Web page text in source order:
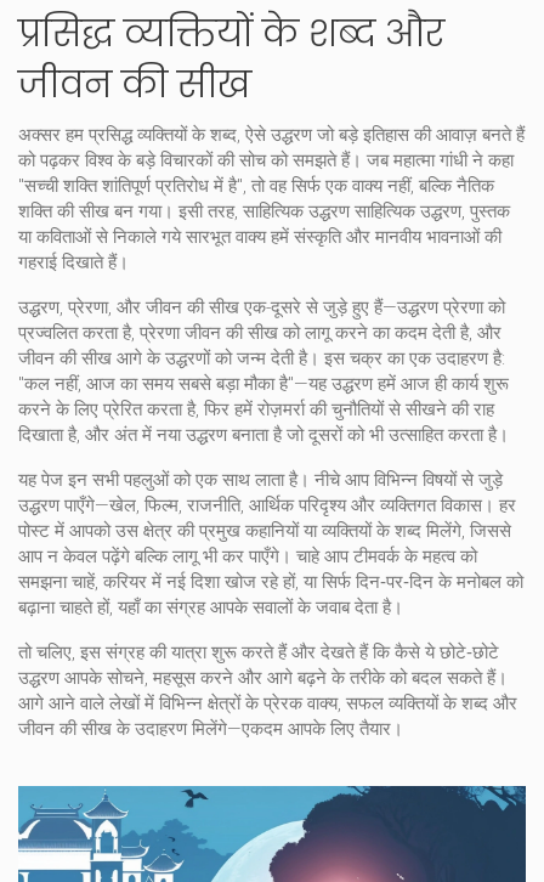
प्रसिद्ध व्यक्तियों के शब्द और
जीवन की सीख
अक्सर हम प्रसिद्ध व्यक्तियों के शब्द, ऐसे उद्धरण जो बड़े इतिहास की आवाज़ बनते हैं
को पढ़कर विश्व के बड़े विचारकों की सोच को समझते हैं। जब महात्मा गांधी ने कहा
"सच्ची शक्ति शांतिपूर्ण प्रतिरोध में है", तो वह सिर्फ एक वाक्य नहीं, बल्कि नैतिक
शक्ति की सीख बन गया। इसी तरह, साहित्यिक उद्धरणसाहित्यिक उद्धरण, पुस्तक
या कविताओं से निकाले गये सारभूत वाक्यहमें संस्कृति और मानवीय भावनाओं की
गहराई दिखाते हैं।
उद्धरण, प्रेरणा, और जीवन की सीख एक-दूसरे से जुड़े हुए हैं—उद्धरण प्रेरणा को
प्रज्वलित करता है, प्रेरणा जीवन की सीख को लागू करने का कदम देती है, और
जीवन की सीख आगे के उद्धरणों को जन्म देती है। इस चक्र का एक उदाहरण है:
"कल नहीं, आज का समय सबसे बड़ा मौका है"—यह उद्धरण हमें आज ही कार्य शुरू
करने के लिए प्रेरित करता है, फिर हमें रोज़मर्रा की चुनौतियों से सीखने की राह
दिखाता है, और अंत में नया उद्धरण बनाता है जो दूसरों को भी उत्साहित करता है।
यह पेज इन सभी पहलुओं को एक साथ लाता है। नीचे आप विभिन्न विषयों से जुड़े
उद्धरण पाएँगे—खेल, फिल्म, राजनीति, आर्थिक परिदृश्य और व्यक्तिगत विकास। हर
पोस्ट में आपको उस क्षेत्र की प्रमुख कहानियों या व्यक्तियों के शब्द मिलेंगे, जिससे
आप न केवल पढ़ेंगे बल्कि लागू भी कर पाएँगे। चाहे आप टीमवर्क के महत्व को
समझना चाहें, करियर में नई दिशा खोज रहे हों, या सिर्फ दिन‑पर‑दिन के मनोबल को
बढ़ाना चाहते हों, यहाँ का संग्रह आपके सवालों के जवाब देता है।
तो चलिए, इस संग्रह की यात्रा शुरू करते हैं और देखते हैं कि कैसे ये छोटे‑छोटे
उद्धरण आपके सोचने, महसूस करने और आगे बढ़ने के तरीके को बदल सकते हैं।
आगे आने वाले लेखों में विभिन्न क्षेत्रों के प्रेरक वाक्य, सफल व्यक्तियों के शब्द और
जीवन की सीख के उदाहरण मिलेंगे—एकदम आपके लिए तैयार।